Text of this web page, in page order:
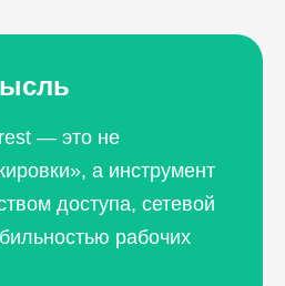
— это не
а инструмент
доступа, сетевой
рабочих